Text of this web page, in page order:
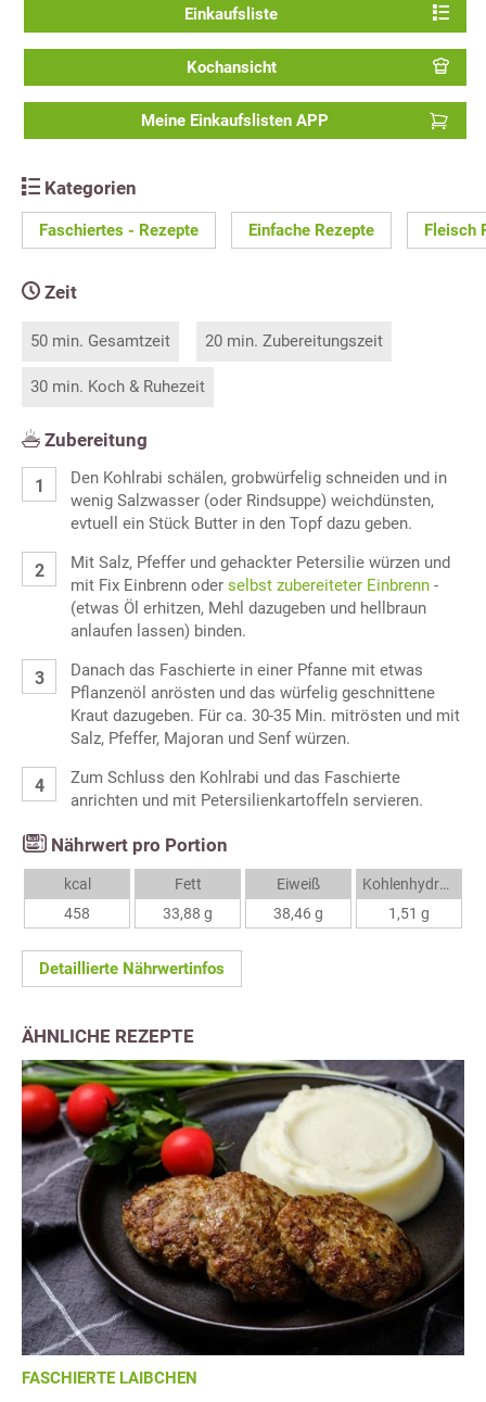
Einkaufsliste
Kochansicht
Meine Einkaufslisten APP
Kategorien
Faschiertes - Rezepte Einfache Rezepte Fleisch
Zeit
50 min. Gesamtzeit 20 min. Zubereitungszeit
30 min. Koch & Ruhezeit
Zubereitung
Den Kohlrabi schälen, grobwürfelig schneiden und in
wenig Salzwasser (oder Rindsuppe) weichdünsten,
evtuell ein Stück Butter in den Topf dazu geben.
Mit Salz, Pfeffer und gehackter Petersilie würzen und
mit Fix Einbrenn oder selbst zubereiteter Einbrenn -
(etwas Öl erhitzen, Mehl dazugeben und hellbraun
anlaufen lassen) binden.
Danach das Faschierte in einer Pfanne mit etwas
Pflanzenöl anrösten und das würfelig geschnittene
Kraut dazugeben. Für ca. 30-35 Min. mitrösten und mit
Salz, Pfeffer, Majoran und Senf würzen.
Zum Schluss den Kohlrabi und das Faschierte
anrichten und mit Petersilienkartoffeln servieren.
Nährwert pro Portion
kcal
458
Fett
33,88 g
Eiweiß
38,46 g
Kohlenhydrate
1,51 g
Detaillierte Nährwertinfos
ÄHNLICHE REZEPTE
FASCHIERTE LAIBCHEN